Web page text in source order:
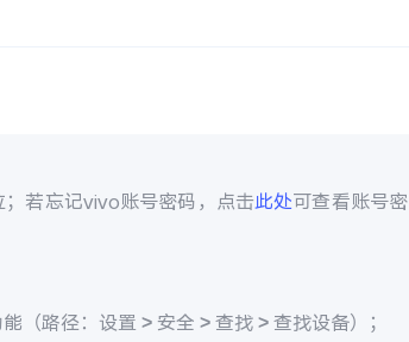
若忘记vivo账号密码，点击此处可查看账号密
（路径：设置 > 安全 > 查找 > 查找设备）；